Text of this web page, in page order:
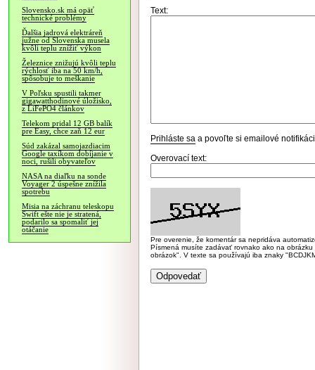
Slovensko.sk má opäť
technické problémy
Ďalšia jadrová elektráreň
južne od Slovenska musela
kvôli teplu znížiť výkon
Železnice znižujú kvôli teplu
rýchlosť iba na 50 km/h,
spôsobuje to meškanie
V Poľsku spustili takmer
gigawatthodinové úložisko,
z LiFePO4 článkov
Telekom pridal 12 GB balík
pre Easy, chce zaň 12 eur
Súd zakázal samojazdiacim
Google taxíkom dobíjanie v
noci, rušili obyvateľov
NASA na diaľku na sonde
Voyager 2 úspešne znížila
spotrebu
Misia na záchranu teleskopu
Swift ešte nie je stratená,
podarilo sa spomaliť jej
otáčanie
Text:
Prihláste sa a povoľte si emailové
Overovací text:
Pre overenie, že komentár sa nepridáva
Písmená musíte zadávať rovnako ako na
obrázok". V texte sa používajú iba znaky